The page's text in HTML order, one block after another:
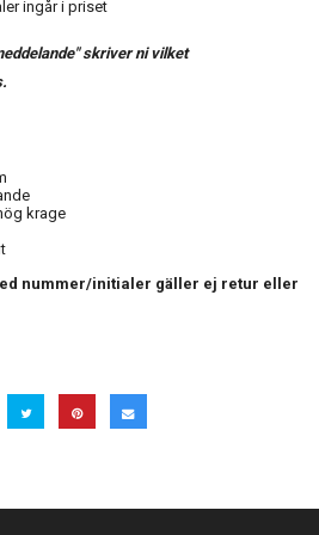
ingår i priset
skriver ni vilket
krage
nummer/initialer gäller ej retur eller